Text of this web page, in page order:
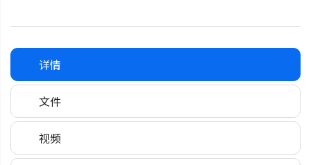
详情
文件
视频